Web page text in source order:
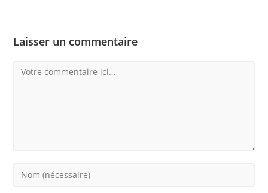
Laisser un commentaire
Comment
Enter